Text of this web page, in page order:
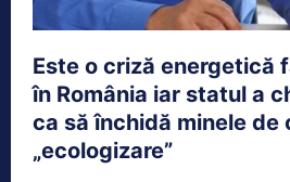
Este o criză energetică
în România iar statul a
ca să închidă minele de
„ecologizare”